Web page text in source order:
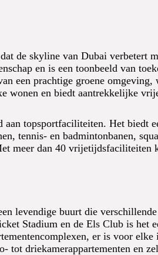
de skyline van Dubai verbetert
en is een toonbeeld van
een prachtige groene
wonen en biedt aantrekkelijke
topsportfaciliteiten. Het biedt
tennis- en badmintonbanen,
meer dan 40 vrijetijdsfaciliteiten
levendige buurt die
Stadium en de Els Club is het
er is voor
tot driekamerappartementen en